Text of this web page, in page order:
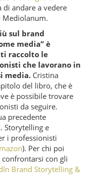
andare a vedere
Mediolanum.
sul brand
media” è
raccolto le
che lavorano in
media. Cristina
del libro, che è
è possibile trovare
da seguire.
precedente
Storytelling e
i professionisti
). Per chi poi
con gli
Brand Storytelling &